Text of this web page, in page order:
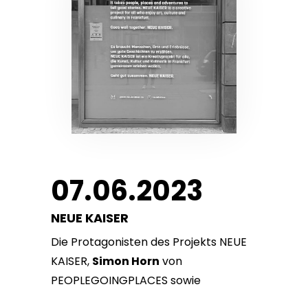
07.06.2023
NEUE KAISER
Die Protagonisten des Projekts NEUE
KAISER, Simon Horn von
PEOPLEGOINGPLACES sowie